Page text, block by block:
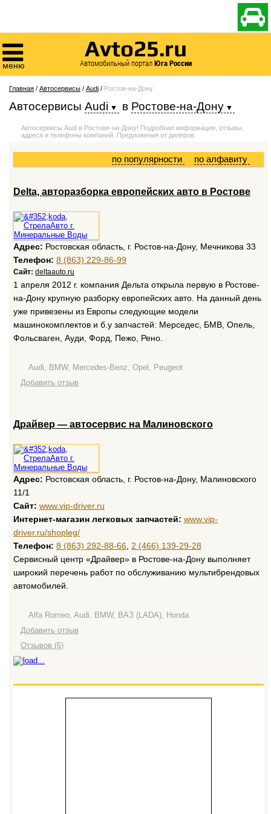


меню
Avto25.ru
Автомобильный порталЮга России
Главная / Автосервисы / Audi / Ростов-на-Дону
Автосервисы Audi в Ростове-на-Дону
Автосервисы Audi в Ростове-на-Дону! Подробная информация, отзывы,
адреса и телефоны компаний. Предложения от дилеров.
по алфавиту
по популярности
Delta, авторазборка европейских авто в Ростове
Адрес: Ростовская область, г. Ростов-на-Дону, Мечникова 33
Телефон: 8 (863) 229-86-99
Сайт: deltaauto.ru
1 апреля 2012 г. компания Дельта открыла первую в Ростове-
на-Дону крупную разборку европейских авто. На данный день
уже привезены из Европы следующие модели
машинокомплектов и б.у запчастей: Мерседес, БМВ, Опель,
Фольсваген, Ауди, Форд, Пежо, Рено.
Audi, BMW, Mercedes-Benz, Opel, Peugeot
Добавить отзыв
Драйвер — автосервис на Малиновского
Адрес: Ростовская область, г. Ростов-на-Дону, Малиновского
11/1
Сайт: www.vip-driver.ru
Интернет-магазин легковых запчастей: www.vip-
driver.ru/shopleg/
Телефон: 8 (863) 292-88-66 2 (466) 139-29-28
Сервисный центр «Драйвер» в Ростове-на-Дону выполняет
широкий перечень работ по обслуживанию мультибрендовых
автомобилей.
Alfa Romeo, Audi, BMW, ВАЗ (LADA), Honda
Добавить отзыв
Отзывов (6)